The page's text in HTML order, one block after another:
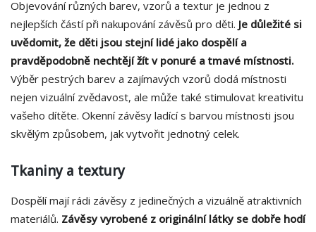
Objevování různých barev, vzorů a textur je jednou z
nejlepších částí při nakupování závěsů pro děti. Je důležité si
uvědomit, že děti jsou stejní lidé jako dospělí a
pravděpodobně nechtějí žít v ponuré a tmavé místnosti.
Výběr pestrých barev a zajímavých vzorů dodá místnosti
nejen vizuální zvědavost, ale může také stimulovat kreativitu
vašeho dítěte. Okenní závěsy ladící s barvou místnosti jsou
skvělým způsobem, jak vytvořit jednotný celek.
Tkaniny a textury
Dospělí mají rádi závěsy z jedinečných a vizuálně atraktivních
materiálů. Závěsy vyrobené z originální látky se dobře hodí